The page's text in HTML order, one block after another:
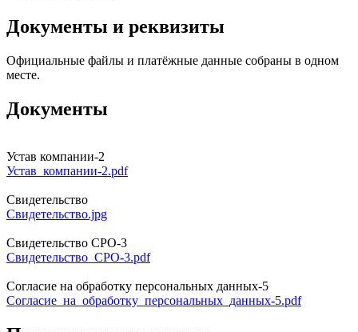
Документы и реквизиты
Официальные файлы и платёжные данные собраны в одном
месте.
Документы
Устав компании-2
Устав_компании-2.pdf
Свидетельство
Свидетельство.jpg
Свидетельство СРО-3
Свидетельство_СРО-3.pdf
Согласие на обработку персональных данных-5
Согласие_на_обработку_персональных_данных-5.pdf